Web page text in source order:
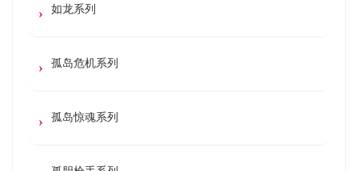
如龙系列
孤岛危机系列
孤岛惊魂系列